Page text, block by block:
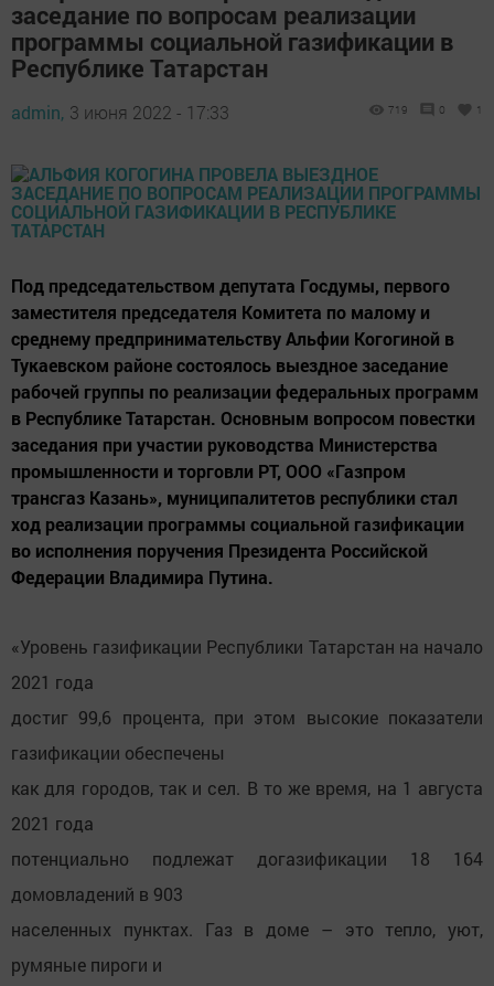
заседание по вопросам реализации
программы социальной газификации в
Республике Татарстан
admin, 3 июня 2022 - 17:33 719 0 1
Под председательством депутата Госдумы, первого
заместителя председателя Комитета по малому и
среднему предпринимательству Альфии Когогиной в
Тукаевском районе состоялось выездное заседание
рабочей группы по реализации федеральных программ
в Республике Татарстан. Основным вопросом повестки
заседания при участии руководства Министерства
промышленности и торговли РТ, ООО «Газпром
трансгаз Казань», муниципалитетов республики стал
ход реализации программы социальной газификации
во исполнения поручения Президента Российской
Федерации Владимира Путина.
«Уровень газификации Республики Татарстан на начало
2021 года
достиг 99,6 процента, при этом высокие показатели
газификации обеспечены
как для городов, так и сел. В то же время, на 1 августа
2021 года
потенциально подлежат догазификации 18 164
домовладений в 903
населенных пунктах. Газ в доме – это тепло, уют,
румяные пироги и